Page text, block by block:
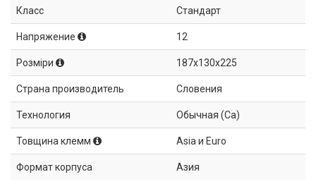
Класс Стандарт
Напряжение 12
Розміри 187x130x225
Страна производитель Словения
Технология Обычная (Ca)
Товщина клемм Asia и Euro
Формат корпуса Азия